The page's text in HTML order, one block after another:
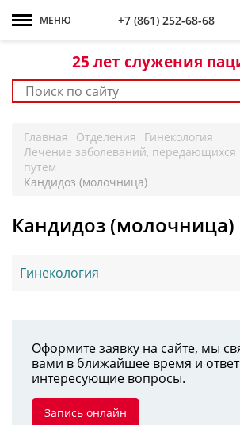
+7 861 252-68-68
25 лет служения
МЕНЮ +7 (861) 252-68-68
Главная Отделения
Гинекология
Лечение заболеваний,
путем
Кандидоз (молочница)
Кандидоз (молочница)
Гинекология
Оформите заявку на сайте, мы
вами в ближайшее время и
интересующие вопросы.
Запись онлайн